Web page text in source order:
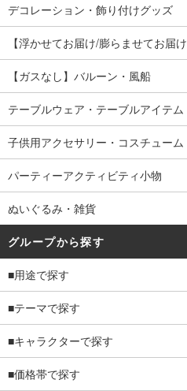
デコレーション・飾り付けグッズ
【浮かせてお届け/膨らませてお届
【ガスなし】バルーン・風船
テーブルウェア・テーブルアイテム
子供用アクセサリー・コスチューム
パーティーアクティビティ小物
ぬいぐるみ・雑貨
グループから探す
■用途で探す
■テーマで探す
■キャラクターで探す
■価格帯で探す